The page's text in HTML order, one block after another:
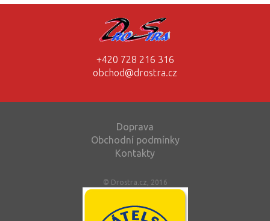
+420 728 216 316
obchod@drostra.cz
Doprava
Obchodní podmínky
Kontakty
© Drostra.cz, 2016